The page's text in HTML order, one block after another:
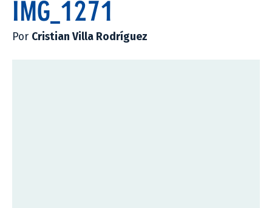
IMG_1271
Por Cristian Villa Rodríguez